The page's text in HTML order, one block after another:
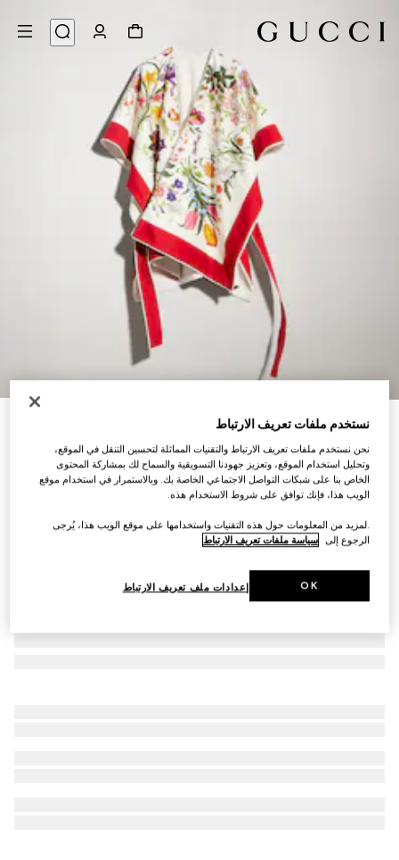
حصري في مونتي كارلو وعلى الإنترنت
فستان كاب من القطن المطبوع بنقش منشفة
تنويعاتمتعدد الألوان
نستخدم ملفات تعريف الارتباط
نحن نستخدم ملفات تعريف الارتباط والتقنيات المماثلة لتحسين التنقل في الموقع،
وتحليل استخدام الموقع، وتعزيز جهودنا التسويقية والسماح لك بمشاركة المحتوى
الخاص بنا على شبكات التواصل الاجتماعي الخاصة بك. وبالاستمرار في استخدام موقع
الويب هذا، فإنك توافق على شروط الاستخدام هذه.
.لمزيد من المعلومات حول هذه التقنيات واستخدامها على موقع الويب هذا، يُرجى
الرجوع إلى سياسة ملفات تعريف الارتباط
إعدادات ملف تعريف الارتباط OK